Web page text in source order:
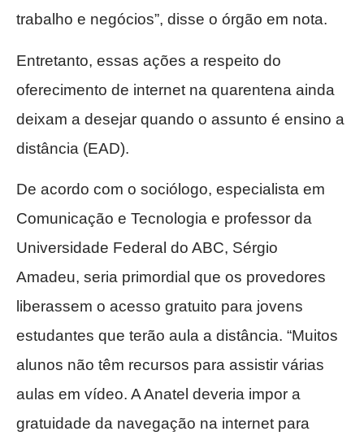
trabalho e negócios”, disse o órgão em nota.
Entretanto, essas ações a respeito do
oferecimento de internet na quarentena ainda
deixam a desejar quando o assunto é ensino a
distância (EAD).
De acordo com o sociólogo, especialista em
Comunicação e Tecnologia e professor da
Universidade Federal do ABC, Sérgio
Amadeu, seria primordial que os provedores
liberassem o acesso gratuito para jovens
estudantes que terão aula a distância. “Muitos
alunos não têm recursos para assistir várias
aulas em vídeo. A Anatel deveria impor a
gratuidade da navegação na internet para